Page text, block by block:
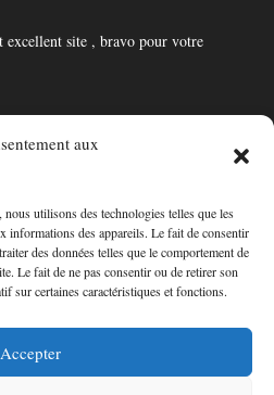
aux
utilisons des technologies telles que les
informations des appareils. Le fait de consentir
des données telles que le comportement de
Le fait de ne pas consentir ou de retirer son
sur certaines caractéristiques et fonctions.
Accepter
excellent site , bravo pour votre
excellent site , bravo pour votre